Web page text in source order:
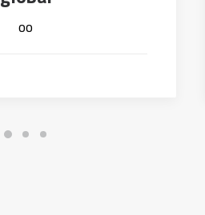
oo